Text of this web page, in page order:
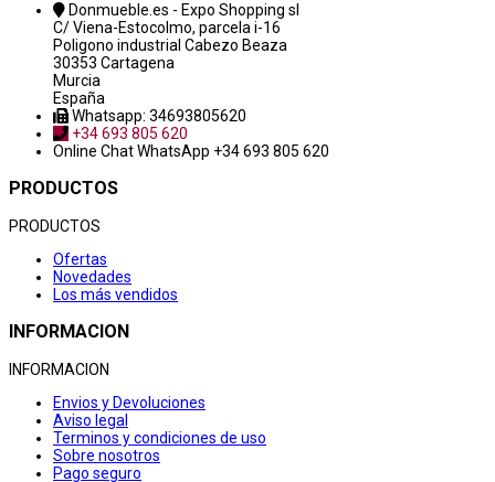
Donmueble.es - Expo Shopping sl
C/ Viena-Estocolmo, parcela i-16
Poligono industrial Cabezo Beaza
30353 Cartagena
Murcia
España
Whatsapp: 34693805620
+34 693 805 620
Online ChatWhatsApp +34 693 805 620
PRODUCTOS
PRODUCTOS
Ofertas
Novedades
Los más vendidos
INFORMACION
INFORMACION
Envios y Devoluciones
Aviso legal
Terminos y condiciones de uso
Sobre nosotros
Pago seguro